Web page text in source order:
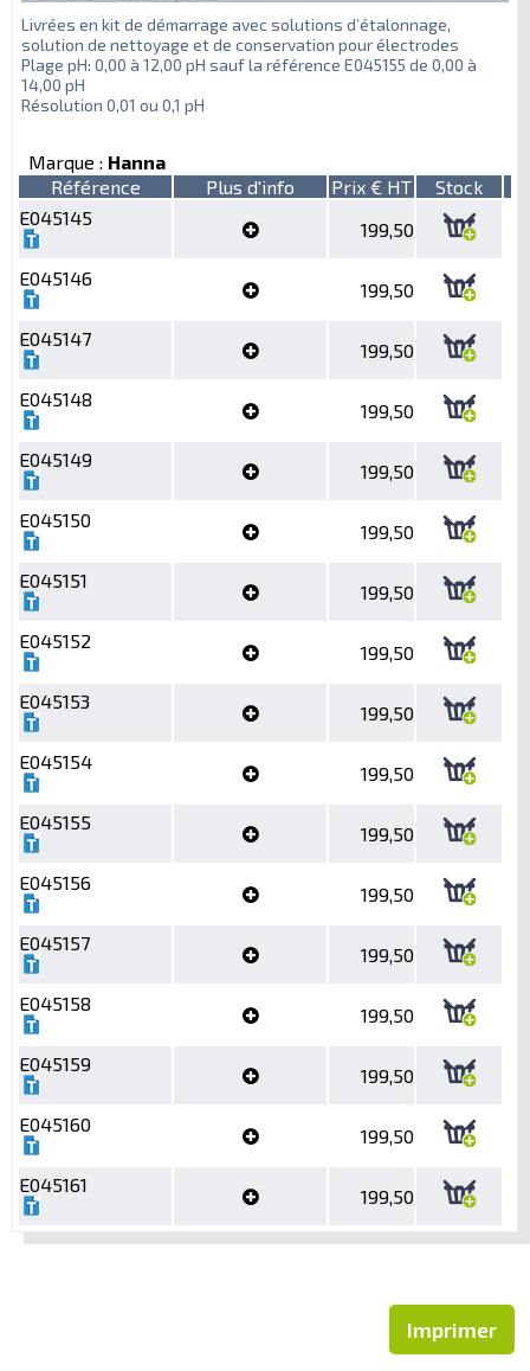
Livrées en kit de démarrage avec solutions d’étalonnage,
solution de nettoyage et de conservation pour électrodes
Plage pH: 0,00 à 12,00 pH sauf la référence E045155 de 0,00 à
14,00 pH
Résolution 0,01 ou 0,1 pH
Marque : Hanna
Référence
Plus d'info Prix € HT
Stock
E045145
199,50
E045146
199,50
E045147
199,50
E045148
199,50
E045149
199,50
E045150
199,50
E045151
199,50
E045152
199,50
E045153
199,50
E045154
199,50
E045155
199,50
E045156
199,50
E045157
199,50
E045158
199,50
E045159
199,50
E045160
199,50
E045161
199,50
Imprimer